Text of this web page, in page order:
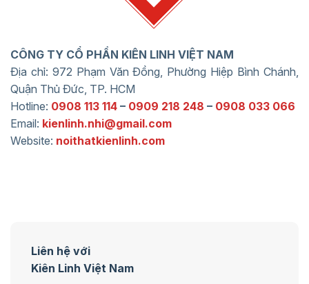
CÔNG TY CỔ PHẦN KIÊN LINH VIỆT NAM
Địa chỉ: 972 Phạm Văn Đồng, Phường Hiệp Bình Chánh,
Quận Thủ Đức, TP. HCM
Hotline: 0908 113 114 – 0909 218 248 – 0908 033 066
Email: kienlinh.nhi@gmail.com
Website: noithatkienlinh.com
Liên hệ với
Kiên Linh Việt Nam